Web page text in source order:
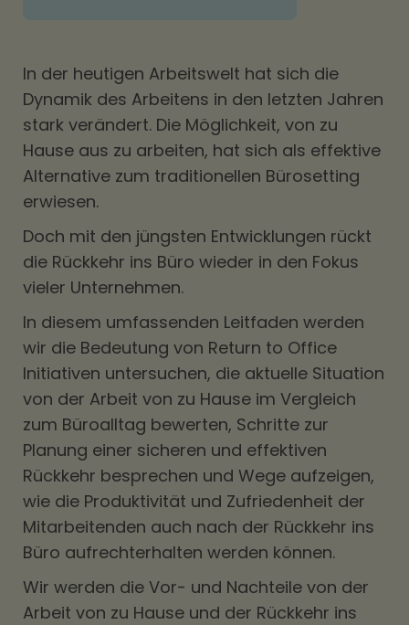
In der heutigen Arbeitswelt hat sich die
Dynamik des Arbeitens in den letzten Jahren
stark verändert. Die Möglichkeit, von zu
Hause aus zu arbeiten, hat sich als effektive
Alternative zum traditionellen Bürosetting
erwiesen.
Doch mit den jüngsten Entwicklungen rückt
die Rückkehr ins Büro wieder in den Fokus
vieler Unternehmen.
In diesem umfassenden Leitfaden werden
wir die Bedeutung von Return to Office
Initiativen untersuchen, die aktuelle Situation
von der Arbeit von zu Hause im Vergleich
zum Büroalltag bewerten, Schritte zur
Planung einer sicheren und effektiven
Rückkehr besprechen und Wege aufzeigen,
wie die Produktivität und Zufriedenheit der
Mitarbeitenden auch nach der Rückkehr ins
Büro aufrechterhalten werden können.
Wir werden die Vor- und Nachteile von der
Arbeit von zu Hause und der Rückkehr ins